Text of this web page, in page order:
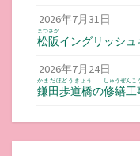
2026年7月31日
松阪
まつさか
イングリッシ
2026年7月24日
鎌田歩道橋
かまだほどうきょう
の修繕工
しゅうぜんこ